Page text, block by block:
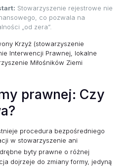
Stowarzyszenie rejestrowe nie
co pozwala na
„od zera”.
Krzyż (stowarzyszenie
Interwencji Prawnej, lokalne
Miłośników Ziemi
prawnej: Czy
procedura bezpośredniego
w stowarzyszenie ani
byty prawne o różnej
dojrzeje do zmiany formy, jedyną